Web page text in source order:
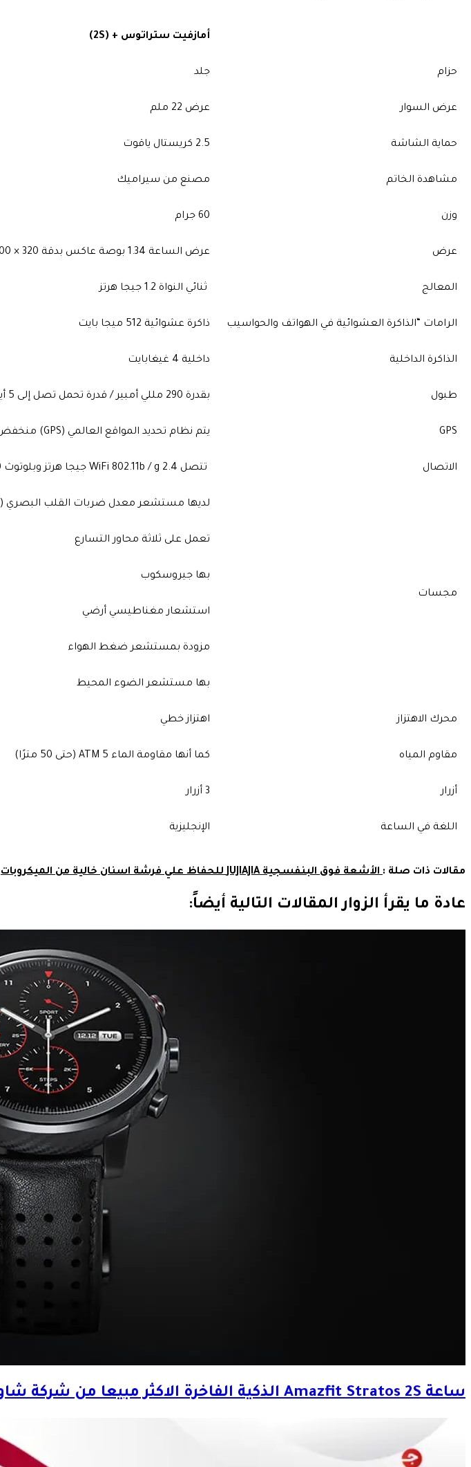
أمازفيت ستراتوس + (2S)
حزام جلد
عرض السوار عرض 22 ملم
حماية الشاشة 2.5 كريستال ياقوت
مشاهدة الخاتم مصنع من سيراميك
وزن 60 جرام
عرض عرض الساعة 1.34 بوصة عاكس بدقة 320 × 300 بكسل
المعالج ثنائي النواة 1.2 جيجا هرتز
الرامات “الذاكرة العشوائية في الهواتف والحواسيب ذاكرة عشوائية 512 ميجا بايت
الذاكرة الداخلية داخلية 4 غيغابايت
طبول بقدرة 290 مللي أمبير / قدرة تحمل تصل إلى 5 أيام
GPS يتم نظام تحديد المواقع العالمي (GPS) منخفض الطاقة + جلوناس
الاتصال تتصل WiFi 802.11b / g 2.4 جيجا هرتز وبلوتوث 4.0
مجسات
لديها مستشعر معدل ضربات القلب البصري (PPG)
تعمل على ثلاثة محاور التسارع
بها جيروسكوب
استشعار مغناطيسي أرضي
مزودة بمستشعر ضغط الهواء
بها مستشعر الضوء المحيط
محرك الاهتزاز اهتزاز خطي
مقاوم المياه كما أنها مقاومة الماء 5 ATM (حتى 50 مترًا)
أزرار 3 أزرار
اللغة في الساعة الإنجليزية
مقالات ذات صلة :الأشعة فوق البنفسجية JUJIAJIA للحفاظ علي فرشة اسنان خالية من الميكروبات
عادة ما يقرأ الزوار المقالات التالية أيضاً:
ساعة Amazfit Stratos 2S الذكية الفاخرة الاكثر مبيعا من شركة شاومي